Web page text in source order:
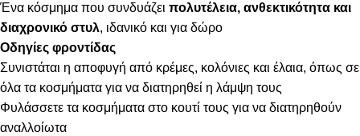
Ένα κόσμημα που συνδυάζει πολυτέλεια, ανθεκτικότητα και
διαχρονικό στυλ, ιδανικό και για δώρο
Οδηγίες φροντίδας
Συνιστάται η αποφυγή από κρέμες, κολόνιες και έλαια, όπως σε
όλα τα κοσμήματα για να διατηρηθεί η λάμψη τους
Φυλάσσετε τα κοσμήματα στο κουτί τους για να διατηρηθούν
αναλλοίωτα